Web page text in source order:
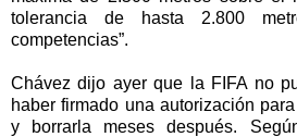
tolerancia de hasta 2.800
competencias”.
Chávez dijo ayer que la FIFA no
haber firmado una autorización
y borrarla meses después.